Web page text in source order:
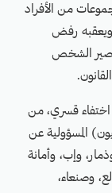
من الأفراد
ويعقبه رفض
الشخص
فقط، وثقت مواطنة 154 حالة اختفاء قسري، من
المسؤولية عن
وإب، وأمانة
وصنعاء،